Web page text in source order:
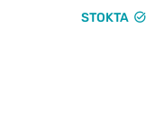
STOKTA